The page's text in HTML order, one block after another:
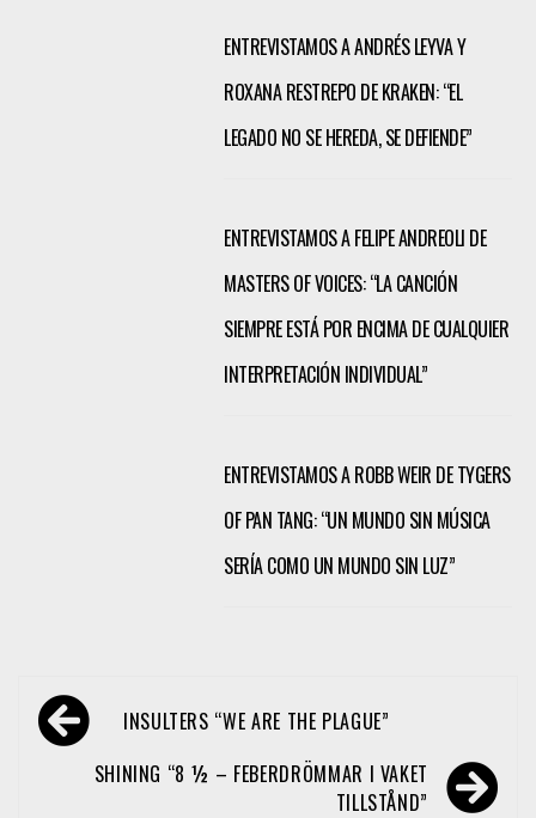
ENTREVISTAMOS A ANDRÉS LEYVA Y
ROXANA RESTREPO DE KRAKEN: “EL
LEGADO NO SE HEREDA, SE DEFIENDE”
ENTREVISTAMOS A FELIPE ANDREOLI DE
MASTERS OF VOICES: “LA CANCIÓN
SIEMPRE ESTÁ POR ENCIMA DE CUALQUIER
INTERPRETACIÓN INDIVIDUAL”
ENTREVISTAMOS A ROBB WEIR DE TYGERS
OF PAN TANG: “UN MUNDO SIN MÚSICA
SERÍA COMO UN MUNDO SIN LUZ”
Navegación
de
entradas
INSULTERS “WE ARE THE PLAGUE”
SHINING “8 ½ – FEBERDRÖMMAR I VAKET
TILLSTÅND”